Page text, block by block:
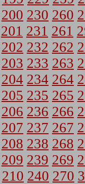
200 230 260
201 231 261
202 232 262
203 233 263
204 234 264
205 235 265
206 236 266
207 237 267
208 238 268
209 239 269
210 240 270